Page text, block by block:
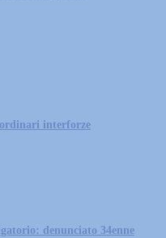
interforze
denunciato 34enne